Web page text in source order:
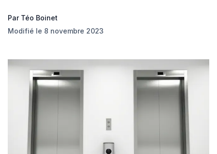
Par Téo Boinet
Modifié le 8 novembre 2023